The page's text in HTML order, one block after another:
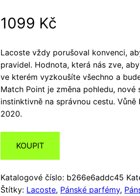
1099 Kč
Lacoste vždy porušoval konvenci,
pravidel. Hodnota, která nás zve,
ve kterém vyzkoušíte všechno a
Match Point je změna pohledu, nové
instinktivně na správnou cestu.
2020.
KOUPIT
Katalogové číslo: b266e6addc45
Štítky: Lacoste, Pánské parfémy,